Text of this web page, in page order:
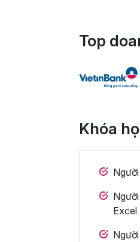
Top
Khóa
Excel